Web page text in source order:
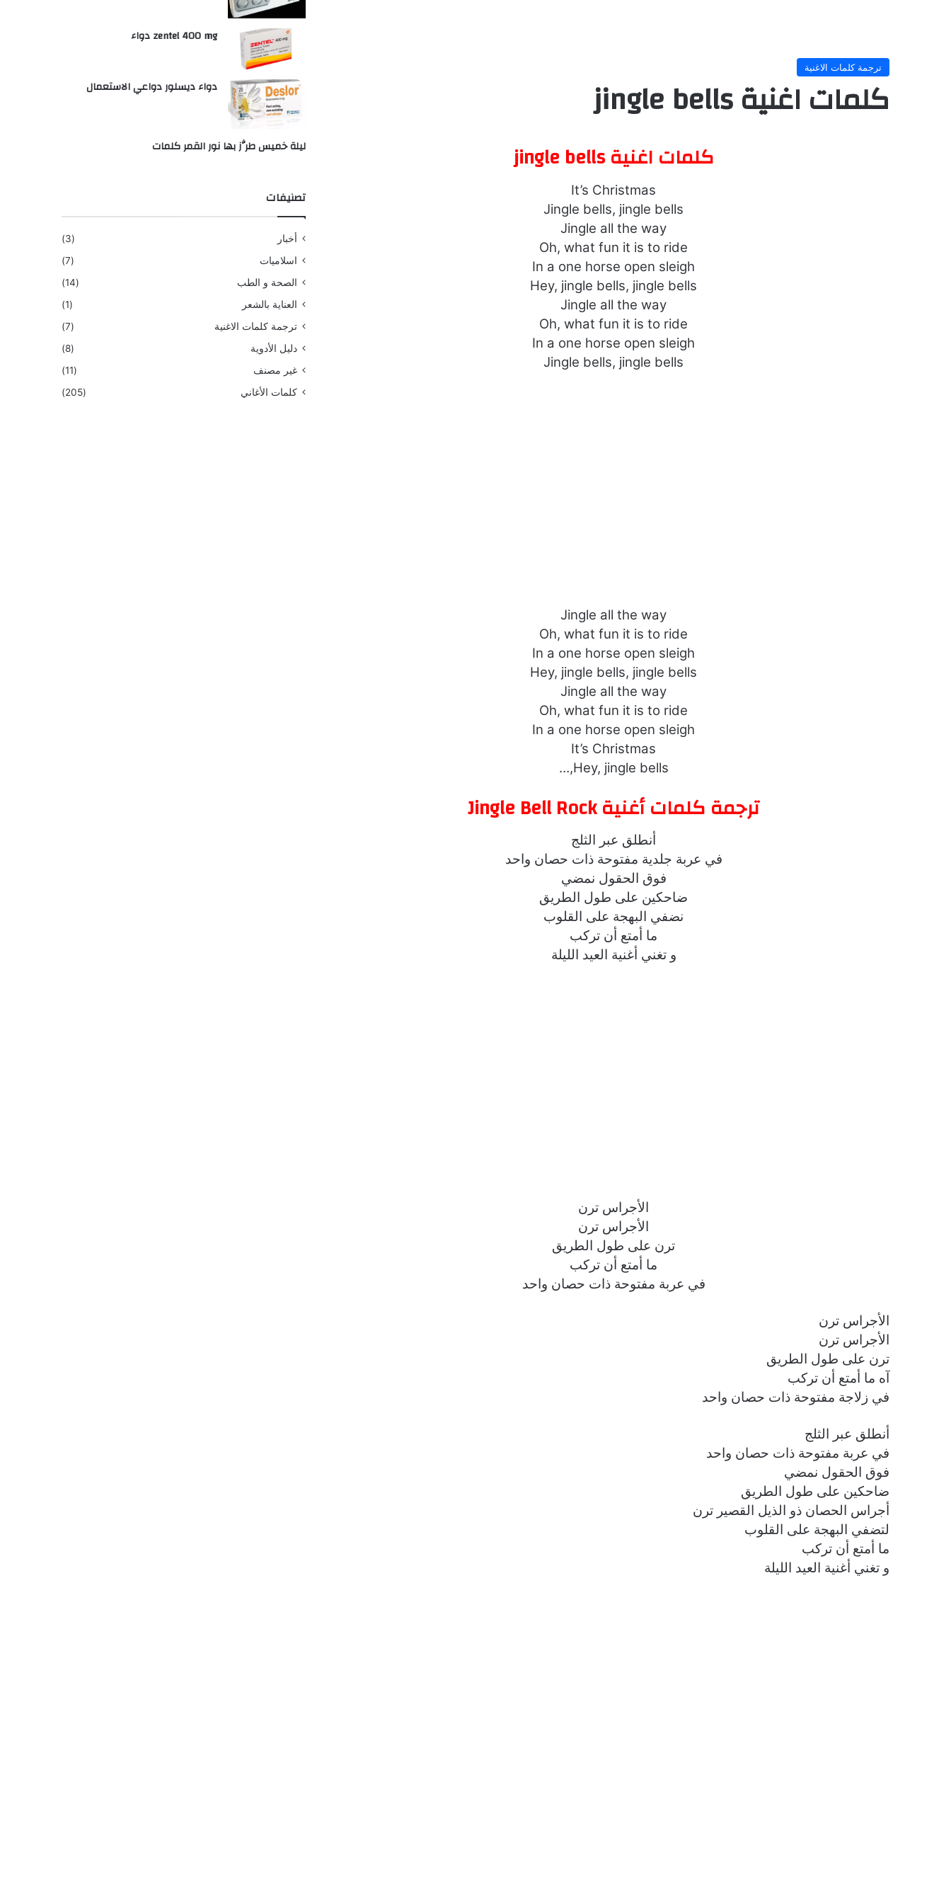
ترجمة كلمات الاغنية
كلمات اغنية jingle bells
كلمات اغنية jingle bells
It’s Christmas
Jingle bells, jingle bells
Jingle all the way
Oh, what fun it is to ride
In a one horse open sleigh
Hey, jingle bells, jingle bells
Jingle all the way
Oh, what fun it is to ride
In a one horse open sleigh
Jingle bells, jingle bells
Jingle all the way
Oh, what fun it is to ride
In a one horse open sleigh
Hey, jingle bells, jingle bells
Jingle all the way
Oh, what fun it is to ride
In a one horse open sleigh
It’s Christmas
Hey, jingle bells,…
ترجمة كلمات أغنية Jingle Bell Rock
أنطلق عبر الثلج
في عربة جلدية مفتوحة ذات حصان واحد
فوق الحقول نمضي
ضاحكين على طول الطريق
نضفي البهجة على القلوب
ما أمتع أن تركب
و تغني أغنية العيد الليلة
الأجراس ترن
الأجراس ترن
ترن على طول الطريق
ما أمتع أن تركب
في عربة مفتوحة ذات حصان واحد
الأجراس ترن
الأجراس ترن
ترن على طول الطريق
آه ما أمتع أن تركب
في زلاجة مفتوحة ذات حصان واحد
أنطلق عبر الثلج
في عربة مفتوحة ذات حصان واحد
فوق الحقول نمضي
ضاحكين على طول الطريق
أجراس الحصان ذو الذيل القصير ترن
لتضفي البهجة على القلوب
ما أمتع أن تركب
و تغني أغنية العيد الليلة
zentel 400 mg دواء
دواء ديسلور دواعي الاستعمال
ليلة خميس طرَّز بها نور القمر كلمات
تصنيفات
أخبار
(3)
اسلاميات
(7)
الصحة و الطب
(14)
العناية بالشعر
(1)
ترجمة كلمات الاغنية
(7)
دليل الأدوية
(8)
غير مصنف
(11)
كلمات الأغاني
(205)